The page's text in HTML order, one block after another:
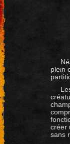
plein
créer
sans